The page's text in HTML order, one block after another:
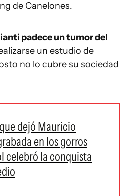
de Canelones.
padece un tumor del
un estudio de
no lo cubre su sociedad
dejó Mauricio
en los gorros
celebró la conquista